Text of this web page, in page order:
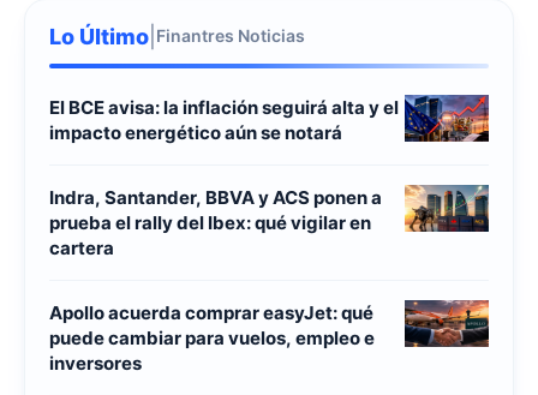
Lo Último Finantres Noticias
El BCE avisa: la inflación seguirá alta y el
impacto energético aún se notará
Indra, Santander, BBVA y ACS ponen a
prueba el rally del Ibex: qué vigilar en
cartera
Apollo acuerda comprar easyJet: qué
puede cambiar para vuelos, empleo e
inversores